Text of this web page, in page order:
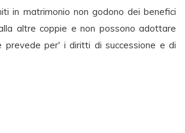
in matrimonio non godono dei benefici
altre coppie e non possono adottare
prevede per' i diritti di successione e di